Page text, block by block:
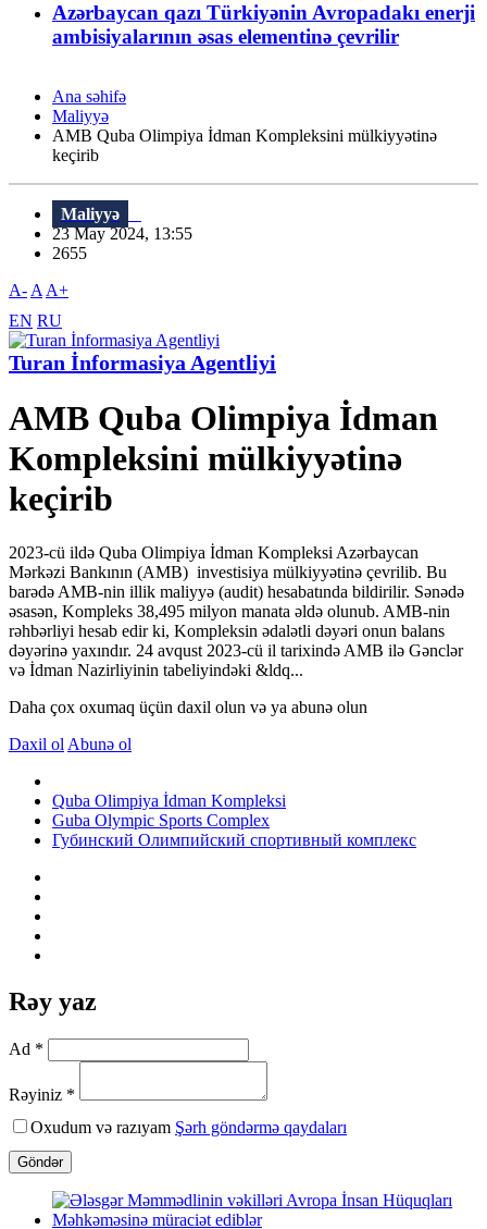
Azərbaycan qazı Türkiyənin Avropadakı enerji
ambisiyalarının əsas elementinə çevrilir
Ana səhifə
Maliyyə
AMB Quba Olimpiya İdman Kompleksini mülkiyyətinə
keçirib
Maliyyə
23 May 2024, 13:55
2655
A- A A+
EN RU
Turan İnformasiya Agentliyi
AMB Quba Olimpiya İdman
Kompleksini mülkiyyətinə
keçirib
2023-cü ildə Quba Olimpiya İdman Kompleksi Azərbaycan
Mərkəzi Bankının (AMB) investisiya mülkiyyətinə çevrilib. Bu
barədə AMB-nin illik maliyyə (audit) hesabatında bildirilir. Sənədə
əsasən, Kompleks 38,495 milyon manata əldə olunub. AMB-nin
rəhbərliyi hesab edir ki, Kompleksin ədalətli dəyəri onun balans
dəyərinə yaxındır. 24 avqust 2023-cü il tarixində AMB ilə Gənclər
və İdman Nazirliyinin tabeliyindəki &ldq...
Daha çox oxumaq üçün daxil olun və ya abunə olun
Daxil ol Abunə ol
Quba Olimpiya İdman Kompleksi
Guba Olympic Sports Complex
Губинский Олимпийский спортивный комплекс
Rəy yaz
Ad *
Rəyiniz *
Oxudum və razıyam Şərh göndərmə qaydaları
Göndər